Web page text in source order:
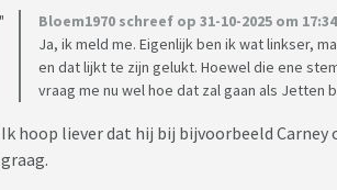
Bloem1970 schreef op 31-10-2025 om
Ja, ik meld me. Eigenlijk ben ik wat linkser,
en dat lijkt te zijn gelukt. Hoewel die ene
vraag me nu wel hoe dat zal gaan als Jetten
Ik hoop liever dat hij bij bijvoorbeeld Carney
graag.